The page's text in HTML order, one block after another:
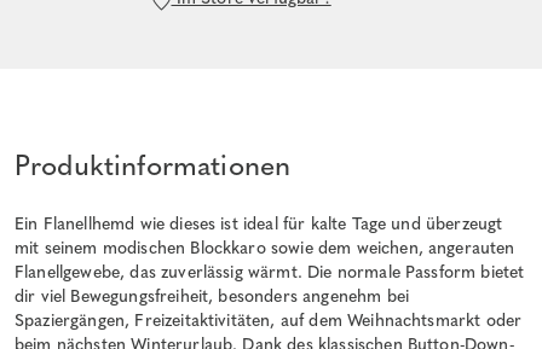
Produktinformationen
Ein Flanellhemd wie dieses ist ideal für kalte Tage und überzeugt
mit seinem modischen Blockkaro sowie dem weichen, angerauten
Flanellgewebe, das zuverlässig wärmt. Die normale Passform bietet
dir viel Bewegungsfreiheit, besonders angenehm bei
Spaziergängen, Freizeitaktivitäten, auf dem Weihnachtsmarkt oder
beim nächsten Winterurlaub. Dank des klassischen Button-Down-